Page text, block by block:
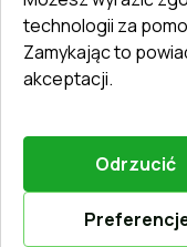
Polityka prywatności
REGULAMIN
©2026.
Obsługiwany
technologii za
Zamykając to
akceptacji.
Odrzucić